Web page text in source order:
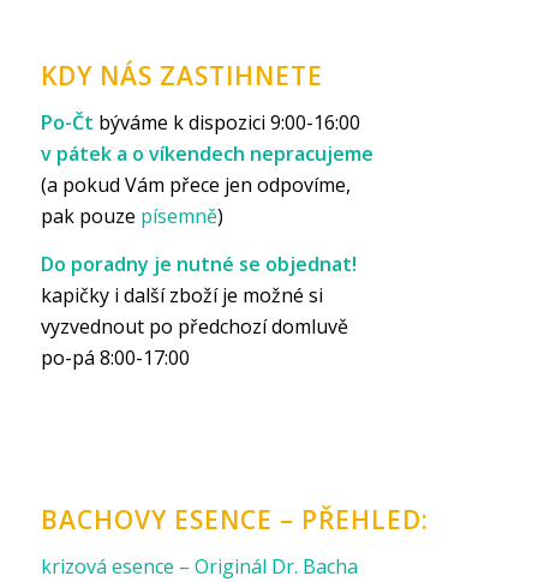
KDY NÁS ZASTIHNETE
Po-Čt býváme k dispozici 9:00-16:00
v pátek a o víkendech nepracujeme
(a pokud Vám přece jen odpovíme,
pak pouze písemně)
Do poradny je nutné se objednat!
kapičky i další zboží je možné si
vyzvednout po předchozí domluvě
po-pá 8:00-17:00
BACHOVY ESENCE – PŘEHLED:
krizová esence – Originál Dr. Bacha